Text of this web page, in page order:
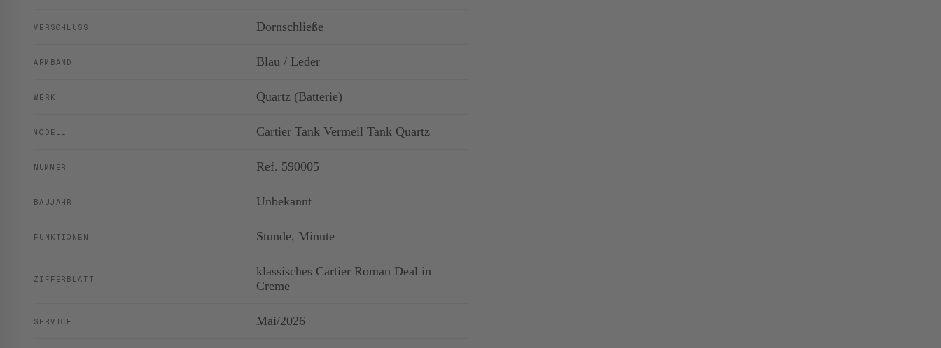
VERSCHLUSS Dornschließe
ARMBAND Blau / Leder
WERK Quartz (Batterie)
MODELL Cartier Tank Vermeil Tank Quartz
NUMMER Ref. 590005
BAUJAHR Unbekannt
FUNKTIONEN Stunde, Minute
ZIFFERBLATT
klassisches Cartier Roman Deal in
Creme
SERVICE Mai/2026